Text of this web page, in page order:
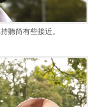
聽筒有些接近。